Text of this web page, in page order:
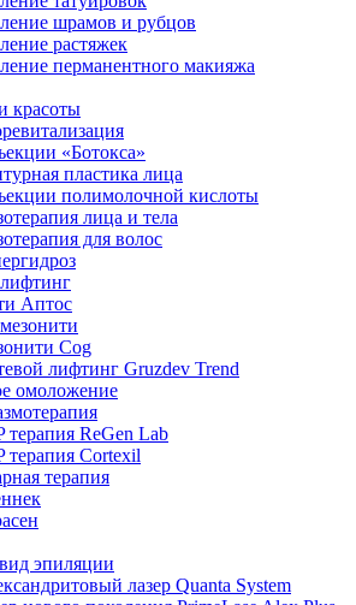
шрамов и рубцов
растяжек
перманентного макияжа
красоты
«Ботокса»
пластика лица
полимолочной кислоты
лица и тела
для волос
Аптос
Cog
лифтинг Gruzdev Trend
омоложение
терапия ReGen Lab
терапия Cortexil
терапия
эпиляции
лазер Quanta System